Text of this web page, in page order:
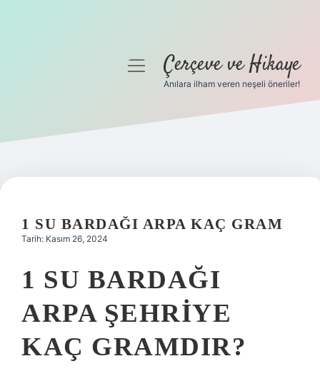
Gizlilik Politikası
Yasal Uyarı
menüyüÇerçeve ve Hikaye
Anılara ilham veren neşeli öneriler!
1 SU BARDAĞI ARPA KAÇ GRAM
Tarih: Kasım 26, 2024
1 SU BARDAĞI
ARPA ŞEHRIYE
KAÇ GRAMDIR?